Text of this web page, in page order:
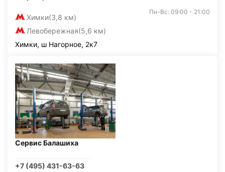
Химки(3,8 км)
Левобережная(5,6 км)
Пн-Вс: 09:00 - 21:00
Химки, ш Нагорное, 2к7
Сервис Балашиха
+7 (495) 431-63-63